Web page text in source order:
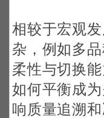
相较于宏观
杂，例如多
柔性与切换
如何平衡成
响质量追溯